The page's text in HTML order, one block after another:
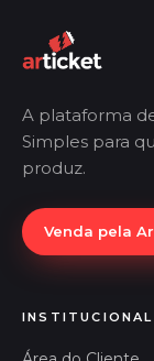
A plataforma
Simples para
produz.
Venda pela
INSTITUCIONAL